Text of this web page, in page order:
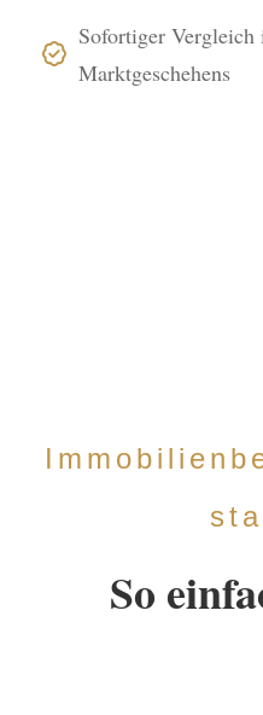
Sofortiger Vergleich
Marktgeschehens
So